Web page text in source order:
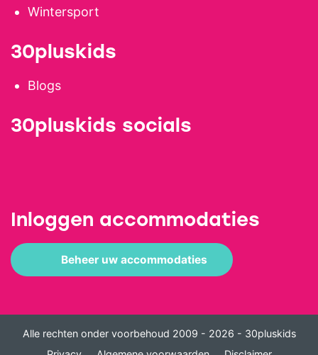
Wintersport
30pluskids
Blogs
30pluskids socials
Inloggen accommodaties
Beheer uw accommodaties
Alle rechten onder voorbehoud 2009 - 2026 - 30pluskids